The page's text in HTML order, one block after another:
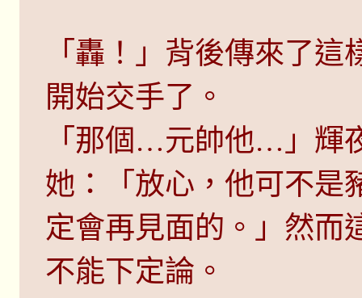
「轟！」背後傳來了
開始交手了。
「那個…元帥他…」輝
她：「放心，他可不是
定會再見面的。」然而
不能下定論。